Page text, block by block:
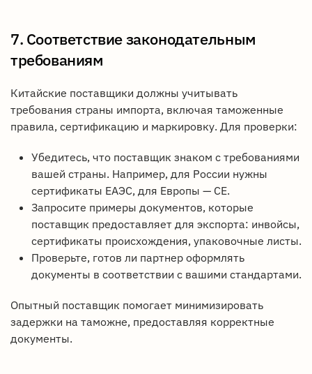
7. Соответствие законодательным
требованиям
Китайские поставщики должны учитывать
требования страны импорта, включая таможенные
правила, сертификацию и маркировку. Для проверки:
Убедитесь, что поставщик знаком с требованиями
вашей страны. Например, для России нужны
сертификаты ЕАЭС, для Европы — CE.
Запросите примеры документов, которые
поставщик предоставляет для экспорта: инвойсы,
сертификаты происхождения, упаковочные листы.
Проверьте, готов ли партнер оформлять
документы в соответствии с вашими стандартами.
Опытный поставщик помогает минимизировать
задержки на таможне, предоставляя корректные
документы.